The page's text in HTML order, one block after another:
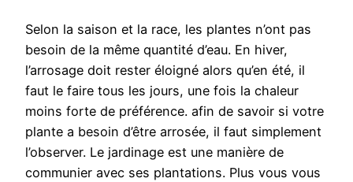
Selon la saison et la race, les plantes n’ont pas
besoin de la même quantité d’eau. En hiver,
l’arrosage doit rester éloigné alors qu’en été, il
faut le faire tous les jours, une fois la chaleur
moins forte de préférence. afin de savoir si votre
plante a besoin d’être arrosée, il faut simplement
l’observer. Le jardinage est une manière de
communier avec ses plantations. Plus vous vous